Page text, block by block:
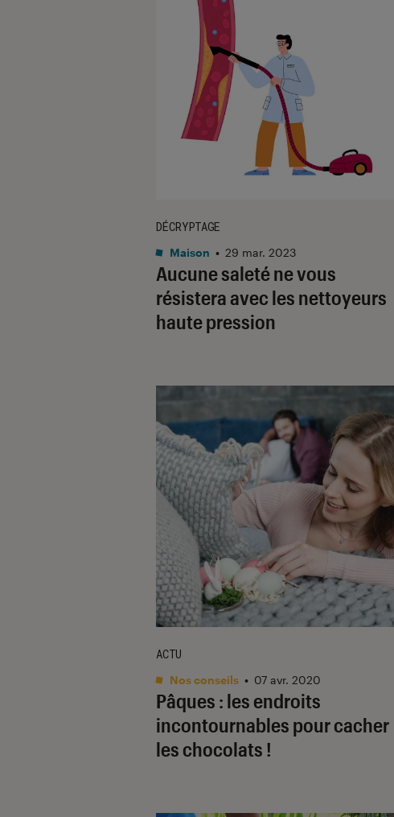
Aucune saleté ne vous
résistera avec les nettoyeurs
haute pression
DÉCRYPTAGE
Maison • 29 mar. 2023
Pâques : les endroits
incontournables pour cacher
les chocolats !
ACTU
Nos conseils • 07 avr. 2020